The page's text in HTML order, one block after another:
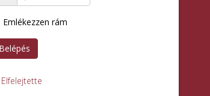
Emlékezzen rám
Belépés
Elfelejtette